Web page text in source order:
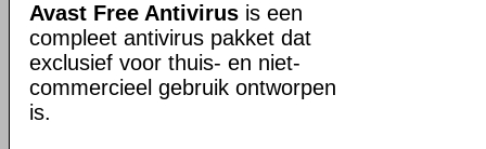
Avast Free Antivirus is een
compleet antivirus pakket dat
exclusief voor thuis- en niet-
commercieel gebruik ontworpen
is.